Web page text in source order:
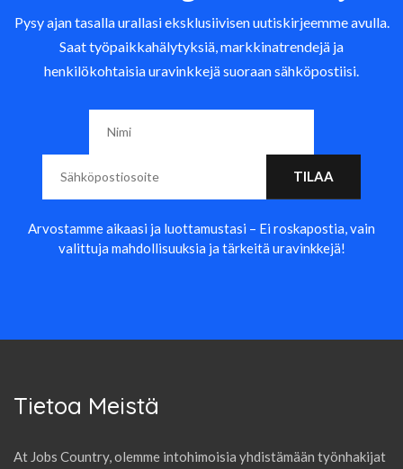
Pysy ajan tasalla urallasi eksklusiivisen uutiskirjeemme avulla.
Saat työpaikkahälytyksiä, markkinatrendejä ja
henkilökohtaisia uravinkkejä suoraan sähköpostiisi.
Arvostamme aikaasi ja luottamustasi – Ei roskapostia, vain
valittuja mahdollisuuksia ja tärkeitä uravinkkejä!
Tietoa Meistä
At Jobs Country, olemme intohimoisia yhdistämään työnhakijat